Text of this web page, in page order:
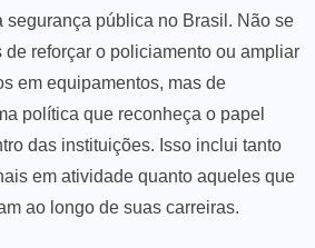
segurança pública no Brasil. Não se
de reforçar o policiamento ou ampliar
em equipamentos, mas de
política que reconheça o papel
das instituições. Isso inclui tanto
em atividade quanto aqueles que
ao longo de suas carreiras.